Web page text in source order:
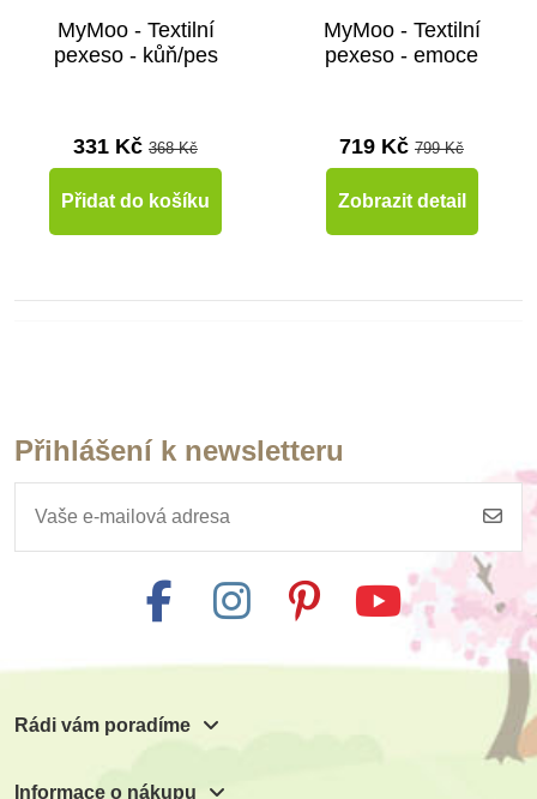
MyMoo - Textilní
pexeso - kůň/pes
331 Kč 368 Kč
Přidat do košíku
MyMoo - Textilní
pexeso - emoce
719 Kč 799 Kč
Zobrazit detail
Přihlášení k newsletteru
Rádi vám poradíme
Informace o nákupu